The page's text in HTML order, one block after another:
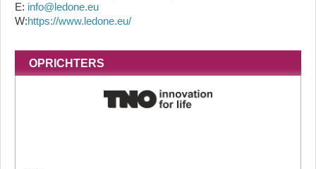
E: info@ledone.eu
W:https://www.ledone.eu/
OPRICHTERS